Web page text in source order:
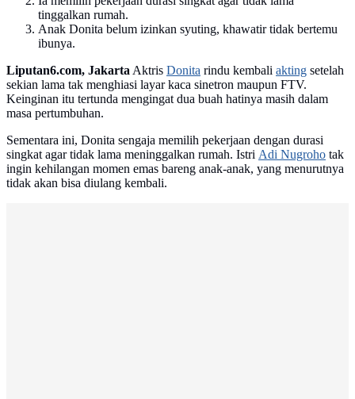
tinggalkan rumah.
Anak Donita belum izinkan syuting, khawatir tidak bertemu
ibunya.
Liputan6.com, JakartaAktris Donita rindu kembali akting setelah
sekian lama tak menghiasi layar kaca sinetron maupun FTV.
Keinginan itu tertunda mengingat dua buah hatinya masih dalam
masa pertumbuhan.
Sementara ini, Donita sengaja memilih pekerjaan dengan durasi
singkat agar tidak lama meninggalkan rumah. Istri Adi Nugroho tak
ingin kehilangan momen emas bareng anak-anak, yang menurutnya
tidak akan bisa diulang kembali.